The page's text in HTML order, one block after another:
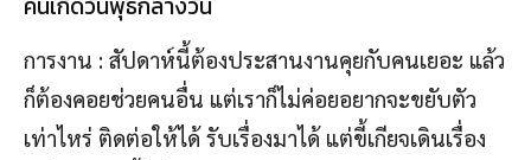
การงาน : สัปดาห์นี้ต้องประสานงานคุยกับคนเยอะ แล้ว
ก็ต้องคอยช่วยคนอื่น แต่เราก็ไม่ค่อยอยากจะขยับตัว
เท่าไหร่ ติดต่อให้ได้ รับเรื่องมาได้ แต่ขี้เกียจเดินเรื่อง